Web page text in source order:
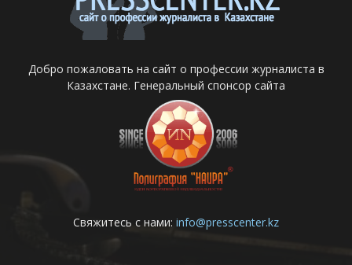
Добро пожаловать на сайт о профессии журналиста в
Казахстане. Генеральный спонсор сайта
Свяжитесь с нами: info@presscenter.kz